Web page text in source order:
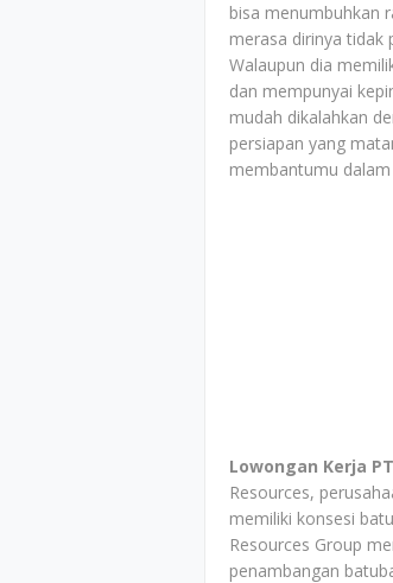
bisa menumbuhkan
merasa dirinya tidak
Walaupun dia
dan mempunyai
mudah dikalahkan
persiapan yang
membantumu
Lowongan Kerja
Resources,
memiliki konsesi
Resources Group
penambangan